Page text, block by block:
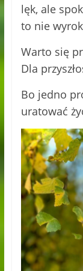
lęk, ale
to nie
Warto się
Dla
Bo jedno
uratować